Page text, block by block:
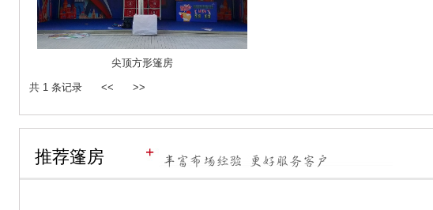
尖顶方形篷房
共 1 条记录 << >>
推荐篷房